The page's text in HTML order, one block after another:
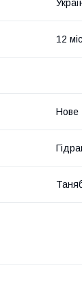
12 міс
Нове